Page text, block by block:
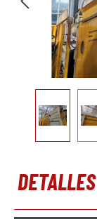
DETALLES